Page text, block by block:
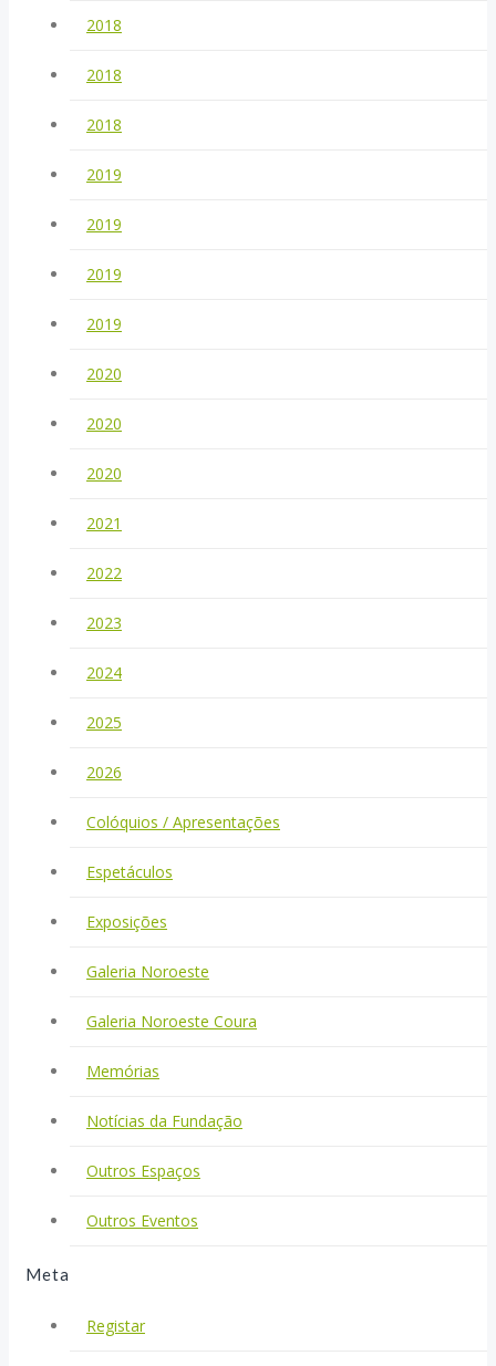
2018
2018
2018
2019
2019
2019
2019
2020
2020
2020
2021
2022
2023
2024
2025
2026
Colóquios / Apresentações
Espetáculos
Exposições
Galeria Noroeste
Galeria Noroeste Coura
Memórias
Notícias da Fundação
Outros Espaços
Outros Eventos
Meta
Registar